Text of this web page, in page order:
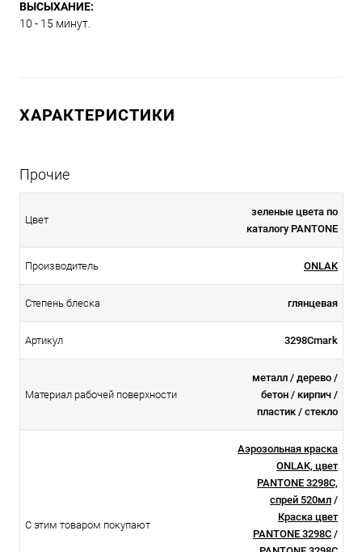
ВЫСЫХАНИЕ:
10 - 15 минут.
ХАРАКТЕРИСТИКИ
Прочие
Цвет
зеленые цвета по
каталогу PANTONE
Производитель ONLAK
Степень блеска глянцевая
Артикул 3298Cmark
Материал рабочей поверхности
металл / дерево /
бетон / кирпич /
пластик / стекло
С этим товаром покупают
Аэрозольная краска
ONLAK, цвет
PANTONE 3298C,
спрей 520мл /
Краска цвет
PANTONE 3298C /